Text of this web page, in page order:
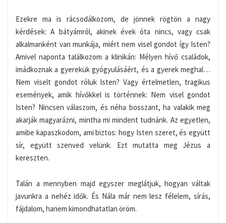
Ezekre ma is rácsodálkozom, de jönnek rögtön a nagy
kérdések: A bátyámról, akinek évek óta nincs, vagy csak
alkalmanként van munkája, miért nem visel gondot így Isten?
Amivel naponta találkozom a klinikán: Mélyen hívő családok,
imádkoznak a gyerekük gyógyulásáért, és a gyerek meghal…
Nem viselt gondot róluk Isten? Vagy értelmetlen, tragikus
események, amik hívőkkel is történnek: Nem visel gondot
Isten? Nincsen válaszom, és néha bosszant, ha valakik meg
akarják magyarázni, mintha mi mindent tudnánk. Az egyetlen,
amibe kapaszkodom, ami biztos: hogy Isten szeret, és együtt
sír, együtt szenved velünk. Ezt mutatta meg Jézus a
kereszten.
Talán a mennyben majd egyszer meglátjuk, hogyan váltak
javunkra a nehéz idők. És Nála már nem lesz félelem, sírás,
fájdalom, hanem kimondhatatlan öröm.